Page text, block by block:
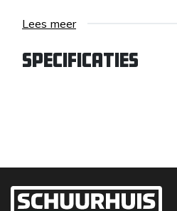
Lees meer
Specificaties